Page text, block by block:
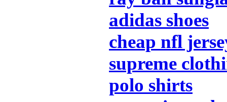
adidas shoes
cheap nfl
supreme
polo shirts